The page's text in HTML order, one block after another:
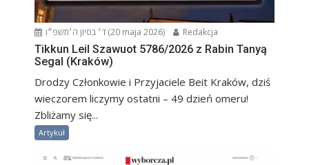
ד׳ בסיון ה׳תשפ״ו (20 maja 2026) Redakcja
Tikkun Leil Szawuot 5786/2026 z Rabin Tanyą
Segal (Kraków)
Drodzy Członkowie i Przyjaciele Beit Kraków, dziś
wieczorem liczymy ostatni – 49 dzień omeru!
Zbliżamy się...
Artykuł